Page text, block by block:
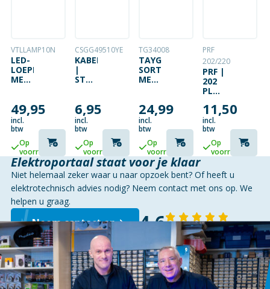
VTLLAMP10N
LED-
LOEPLAMP
MET
DIOPTRIE
– 6 W
–
WIT
49,95
incl.
btw
Op
voorraad
CSGG49510YE
KABELSTRIPTANG
|
STRIPPING
PVC /
STAAL
|
GEEL
/
ZWART
6,95
incl.
btw
Op
voorraad
TG34008
TAYG
SORTEERDOOS
MET
BAKJES
KUNSTSTOF
STAPELBAAR
24,99
incl.
btw
Op
voorraad
PRF
202/220
PRF |
202
PLASTICSPRAY
ELEKTRISCH
CIRCUIT
| 220
ML
11,50
incl.
btw
Op
voorraad
Elektroportaal staat voor je klaar
Niet helemaal zeker waar u naar opzoek bent? Of heeft u
elektrotechnisch advies nodig? Neem contact met ons op. We
helpen u graag.
Neem contact op 4,6 143 reviews